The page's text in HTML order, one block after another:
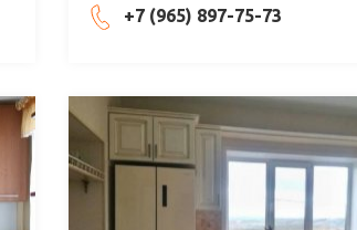
+7 (965) 897-75-73